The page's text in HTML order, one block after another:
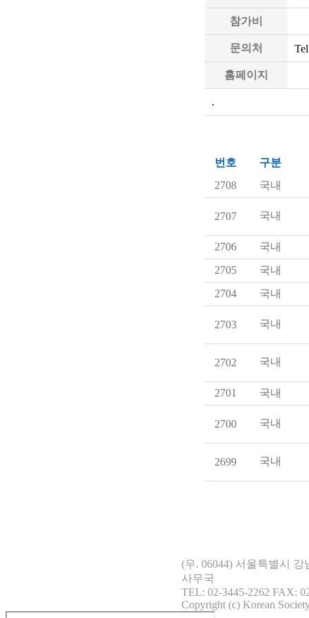
참가비
문의처
홈페이지
.
번호
구분
2708
국내
2707 국내
2706
국내
2705
국내
2704
국내
2703 국내
2702 국내
2701 국내
2700 국내
2699 국내
(우. 06044) 서울특별시
사무국
TEL: 02-3445-2262 FAX:
Copyright (c) Korean